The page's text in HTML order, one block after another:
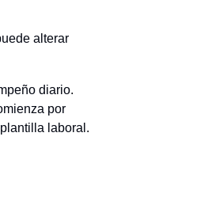
alterar
diario.
por
laboral.